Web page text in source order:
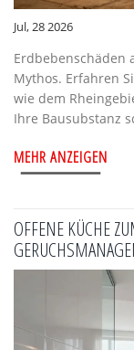
Jul, 28 2026
Erdbebenschäden
Mythos. Erfahren
wie dem
Ihre Bausubstanz
MEHR ANZEIGEN
OFFENE KÜCHE